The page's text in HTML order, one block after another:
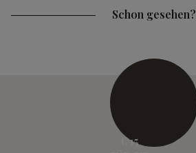
Schon gesehen?
€ 15